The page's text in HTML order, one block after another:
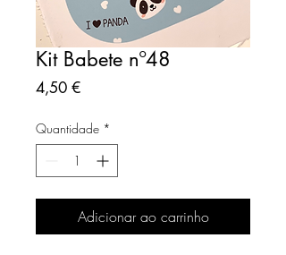
Kit Babete nº48
4,50 €Preço
Quantidade *
Adicionar ao carrinho